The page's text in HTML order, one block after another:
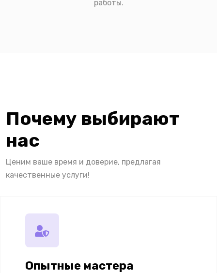
работы.
Почему выбирают
нас
Ценим ваше время и доверие, предлагая
качественные услуги!
Опытные мастера